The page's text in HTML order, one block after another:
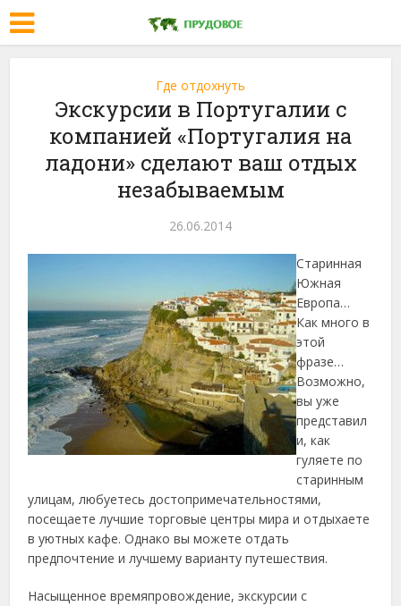
Где отдохнуть
Экскурсии в Португалии с
компанией «Португалия на
ладони» сделают ваш отдых
незабываемым
26.06.2014
Старинная
Южная
Европа…
Как много в
этой
фразе…
Возможно,
вы уже
представил
и, как
гуляете по
старинным
улицам, любуетесь достопримечательностями,
посещаете лучшие торговые центры мира и отдыхаете
в уютных кафе. Однако вы можете отдать
предпочтение и лучшему варианту путешествия.
Насыщенное времяпровождение, экскурсии с